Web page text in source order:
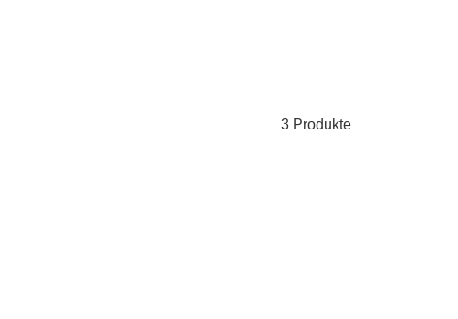
3 Produkte